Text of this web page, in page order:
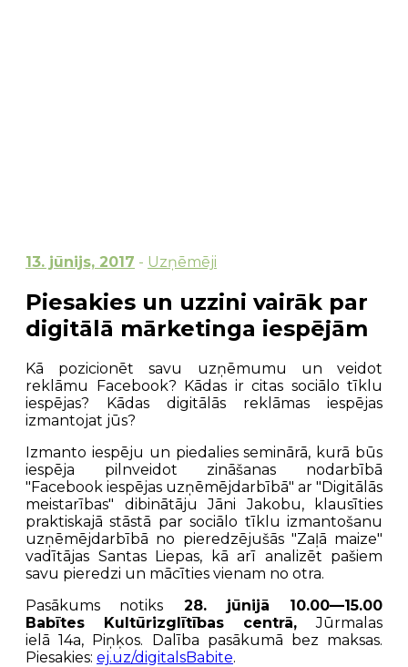
13. jūnijs, 2017 - Uzņēmēji
Piesakies un uzzini vairāk par
digitālā mārketinga iespējām
Kā pozicionēt savu uzņēmumu un veidot
reklāmu Facebook? Kādas ir citas sociālo tīklu
iespējas? Kādas digitālās reklāmas iespējas
izmantojat jūs?
Izmanto iespēju un piedalies seminārā, kurā būs
iespēja pilnveidot zināšanas nodarbībā
"Facebook iespējas uzņēmējdarbībā" ar "Digitālās
meistarības" dibinātāju Jāni Jakobu, klausīties
praktiskajā stāstā par sociālo tīklu izmantošanu
uzņēmējdarbībā no pieredzējušās "Zaļā maize"
vadītājas Santas Liepas, kā arī analizēt pašiem
savu pieredzi un mācīties vienam no otra.
Pasākums notiks 28. jūnijā 10.00—15.00
Babītes Kultūrizglītības centrā,Jūrmalas
ielā 14a, Piņķos. Dalība pasākumā bez maksas.
Piesakies: ej.uz/digitalsBabite.